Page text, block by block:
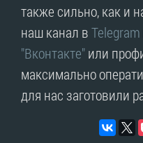
также сильно, как и
наш канал вTelegram
"Вконтакте"или
максимально
для нас заготовили